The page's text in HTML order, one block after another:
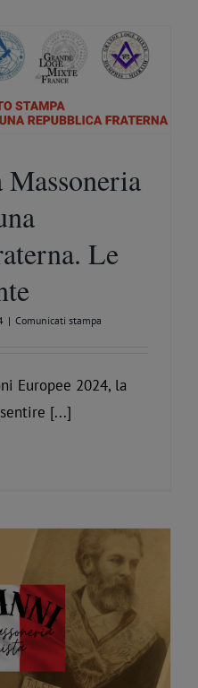
Le
| Comunicati stampa
Europee 2024, la
[...]